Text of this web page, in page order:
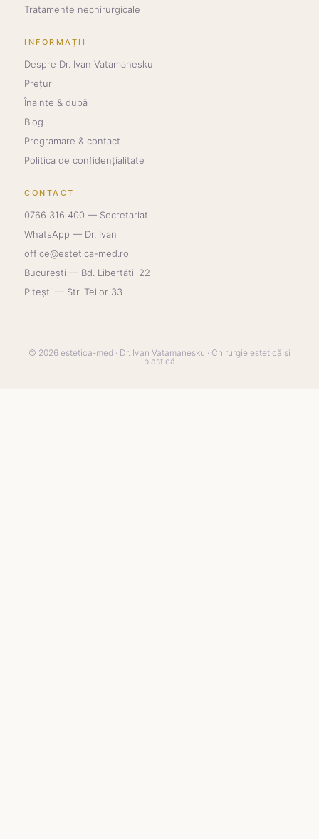
Tratamente nechirurgicale
INFORMAȚII
Despre Dr. Ivan Vatamanesku
Prețuri
Înainte & după
Blog
Programare & contact
Politica de confidențialitate
CONTACT
0766 316 400 — Secretariat
WhatsApp — Dr. Ivan
office@estetica-med.ro
București — Bd. Libertății 22
Pitești — Str. Teilor 33
© 2026 estetica-med · Dr. Ivan Vatamanesku · Chirurgie estetică și
plastică